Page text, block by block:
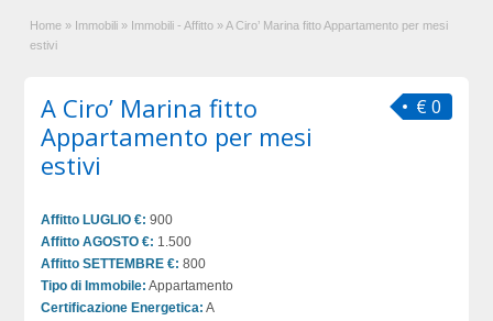
Home » Immobili » Immobili - Affitto » A Ciro’ Marina fitto Appartamento per mesi
estivi
€ 0
A Ciro’ Marina fitto
Appartamento per mesi
estivi
Affitto LUGLIO €: 900
Affitto AGOSTO €: 1.500
Affitto SETTEMBRE €: 800
Tipo di Immobile: Appartamento
Certificazione Energetica: A